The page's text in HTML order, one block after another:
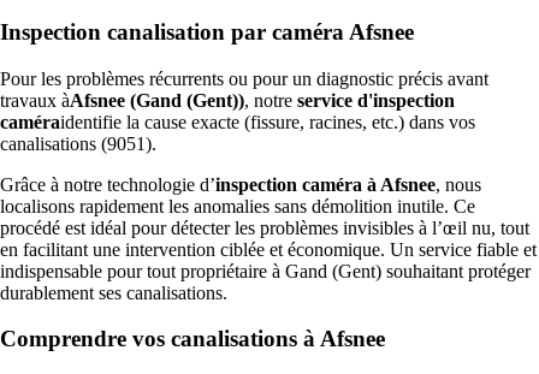
Inspection canalisation par caméra Afsnee
Pour les problèmes récurrents ou pour un diagnostic précis avant
travaux àAfsnee (Gand (Gent)), notre service d'inspection
caméraidentifie la cause exacte (fissure, racines, etc.) dans vos
canalisations (9051).
Grâce à notre technologie d’inspection caméra à Afsnee, nous
localisons rapidement les anomalies sans démolition inutile. Ce
procédé est idéal pour détecter les problèmes invisibles à l’œil nu, tout
en facilitant une intervention ciblée et économique. Un service fiable et
indispensable pour tout propriétaire à Gand (Gent) souhaitant protéger
durablement ses canalisations.
Comprendre vos canalisations à Afsnee